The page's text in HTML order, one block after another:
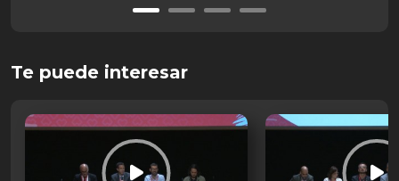
Te puede interesar